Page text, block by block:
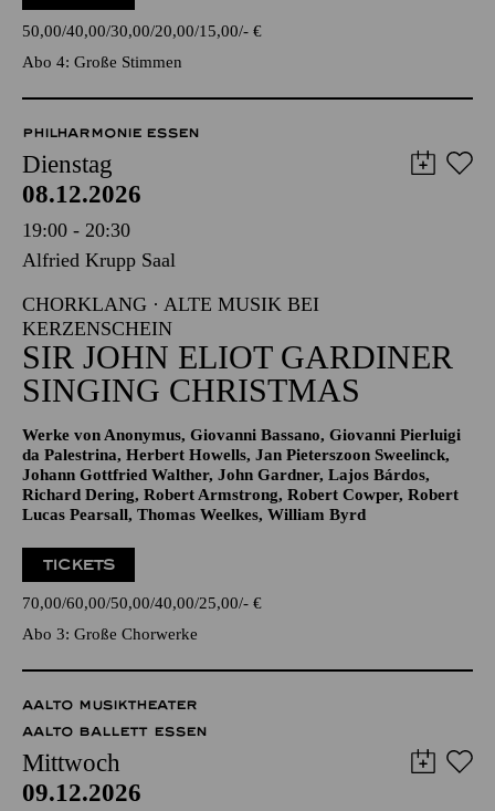
Pergolesi
TICKETS
50,00 40,00 30,00 20,00 15,00 -€
Abo 4: Große Stimmen
PHILHARMONIE ESSEN
Dienstag
08.12.2026
19:00 - 20:30
Alfried Krupp Saal
CHORKLANG · ALTE MUSIK BEI
KERZENSCHEIN
SIR JOHN ELIOT GARDINER
SINGING CHRISTMAS
Werke von Anonymus, Giovanni Bassano, Giovanni Pierluigi
da Palestrina, Herbert Howells, Jan Pieterszoon Sweelinck,
Richard Dering, Robert Armstrong, Robert Cowper, Robert
Lucas Pearsall, Thomas Weelkes, William Byrd
TICKETS
70,00 60,00 50,00 40,00 25,00 -€
Abo 3: Große Chorwerke
AALTO MUSIKTHEATER
AALTO BALLETT ESSEN